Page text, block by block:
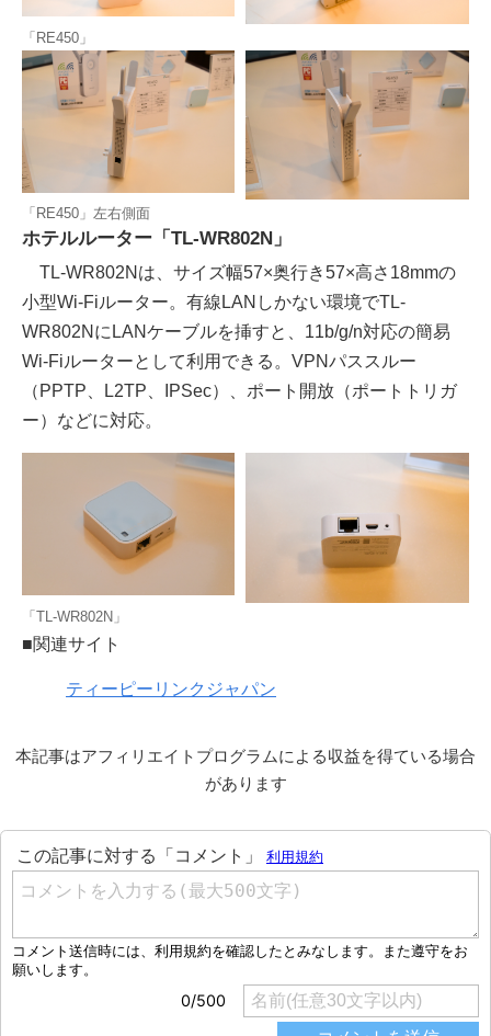
「RE450」
「RE450」左右側面
ホテルルーター「TL-WR802N」
TL-WR802Nは、サイズ幅57×奥行き57×高さ18mmの
小型Wi-Fiルーター。有線LANしかない環境でTL-
WR802NにLANケーブルを挿すと、11b/g/n対応の簡易
Wi-Fiルーターとして利用できる。VPNパススルー
（PPTP、L2TP、IPSec）、ポート開放（ポートトリガ
ー）などに対応。
「TL-WR802N」
■関連サイト
ティーピーリンクジャパン
本記事はアフィリエイトプログラムによる収益を得ている場合
があります